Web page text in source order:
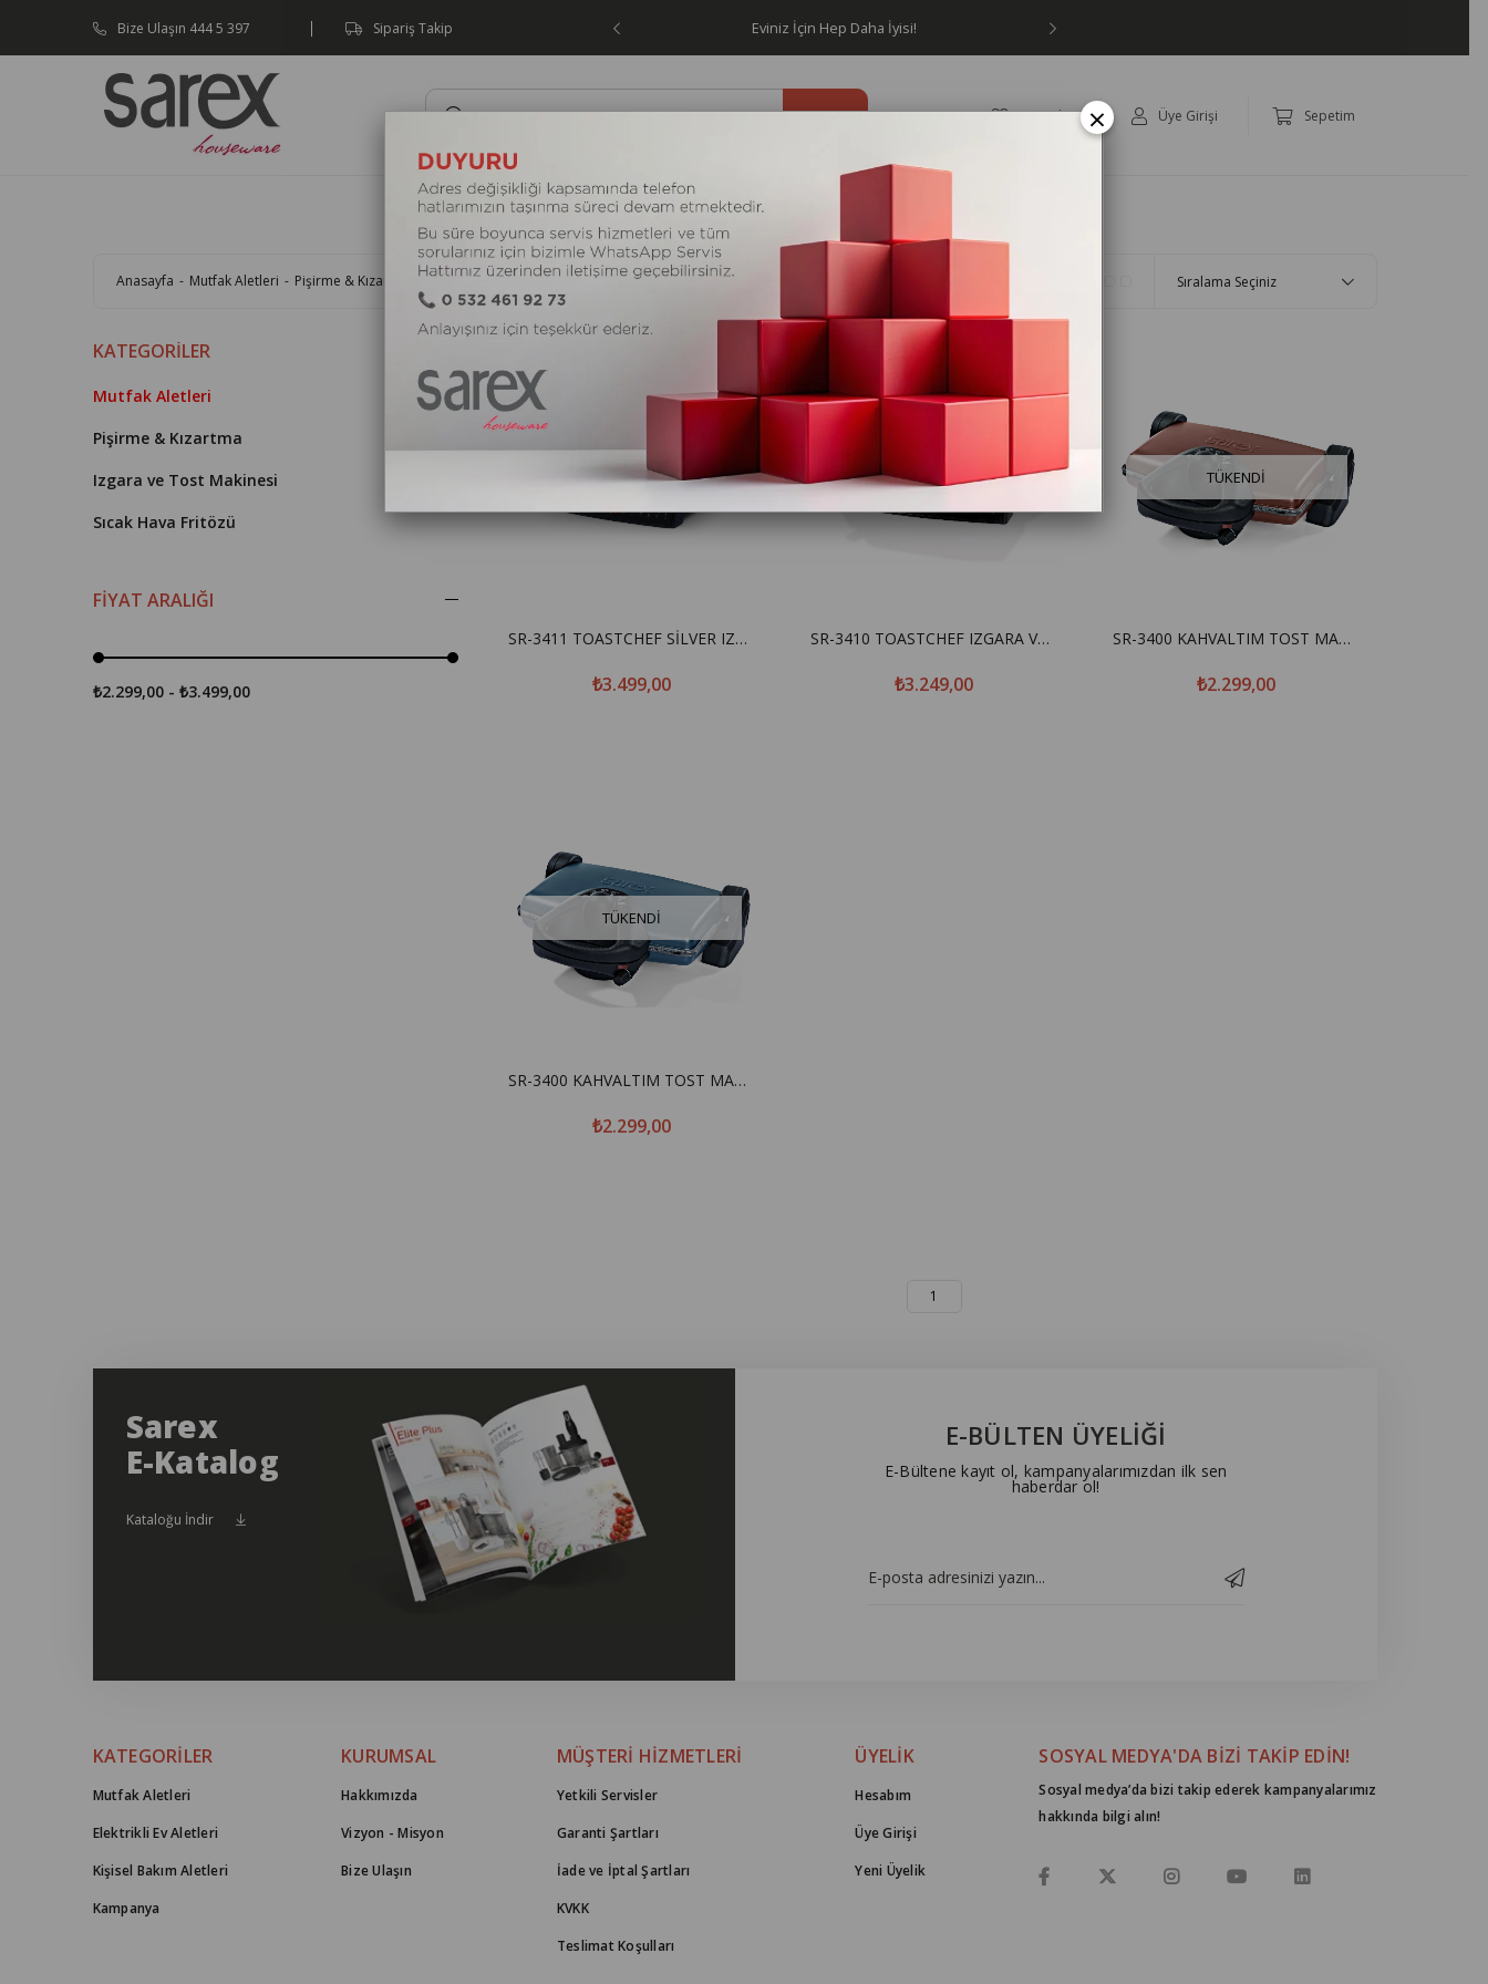
1500 TL ve Üzeri Siparişlerinizde Kargo Ücretsiz! Eviniz İçin Hep Daha İyisi!
Bize Ulaşın 444 5 397 Sipariş Takip
Favoriler Üye Girişi Sepetim
Mutfak Aletleri Elektrikli Ev Aletleri
Anasayfa Mutfak Aletleri Pişirme & Kızartma Izgara ve Tost Makinesi
KATEGORILER
Mutfak Aletleri
Pişirme & Kızartma
Izgara ve Tost Makinesi
Sıcak Hava Fritözü
FIYAT ARALIĞI
₺2.299,00 - ₺3.499,00
TÜKENDI
SR-3411 TOASTCHEF SİLVER IZGARA VE TOST MAKİNESİ
₺3.499,00
TÜKENDI
SR-3410 TOASTCHEF IZGARA VE TOST MAKİNESİ
₺3.249,00
TÜKENDI
SR-3400 KAHVALTIM TOST MAKİNESİ ROSE
₺2.299,00
TÜKENDI
SR-3400 KAHVALTIM TOST MAKİNESİ MAVİ
₺2.299,00
1
Sarex
E-Katalog
Kataloğu İndir
E-BÜLTEN ÜYELİĞİ
E-Bültene kayıt ol, kampanyalarımızdan ilk sen
haberdar ol!
KATEGORİLER
Mutfak Aletleri
Elektrikli Ev Aletleri
Kişisel Bakım Aletleri
Kampanya
KURUMSAL
Hakkımızda
Vizyon - Misyon
Bize Ulaşın
MÜŞTERİ HİZMETLERİ
Yetkili Servisler
Garanti Şartları
İade ve İptal Şartları
KVKK
Teslimat Koşulları
ÜYELİK
Hesabım
Üye Girişi
Yeni Üyelik
SOSYAL MEDYA'DA BİZİ TAKİP EDİN!
Sosyal medya’da bizi takip ederek kampanyalarımız
hakkında bilgi alın!
×